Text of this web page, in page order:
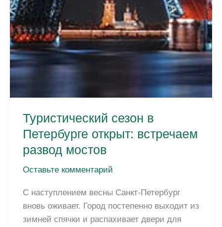
Туристический сезон в
Петербурге открыт: встречаем
развод мостов
Оставьте комментарий
С наступлением весны Санкт-Петербург
вновь оживает. Город постепенно выходит из
зимней спячки и распахивает двери для